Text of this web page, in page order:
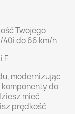
Twojego
40i do 66 km/h
F
modernizując
komponenty do
mieć
prędkość